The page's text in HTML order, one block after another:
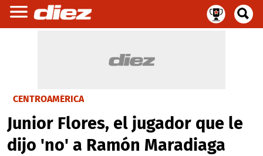
CENTROAMÉRICA
Junior Flores, el jugador que le
dijo 'no' a Ramón Maradiaga